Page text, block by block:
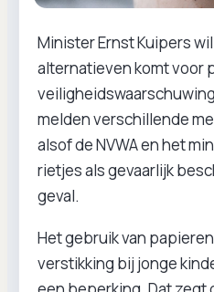
Minister Ernst Kuipers
alternatieven komt voor
veiligheidswaarschuwing
melden verschillende
alsof de NVWA en het
rietjes als gevaarlijk
geval.
Het gebruik van
verstikking bij jonge